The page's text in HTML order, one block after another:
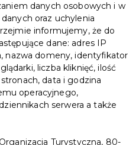
account
danych osobowych i w
oraz uchylenia
informujemy, że do
dane: adres IP
nazwa domeny, identyfikator
liczba kliknięć, ilość
data i godzina
operacyjnego,
serwera a także
Turystyczna, 80-